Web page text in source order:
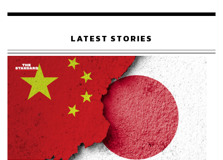
เรือนไทยที่ถูกซุกไว้
LATEST STORIES